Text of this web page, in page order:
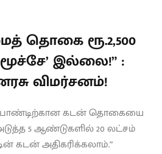
தொகை ரூ.2,500
மூச்சே’ இல்லை!” :
விமர்சனம்!
கடன் தொகையை
5 ஆண்டுகளில் 20 லட்சம்
கடன் அதிகரிக்கலாம்.”